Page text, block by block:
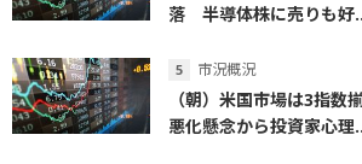
落 半導体株に売りも好
市況概況
（朝）米国市場は3指
悪化懸念から投資家心理